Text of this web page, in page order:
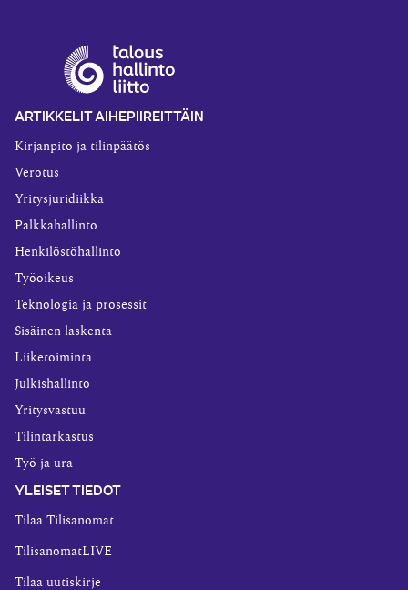
ARTIKKELIT AIHEPIIREITTÄIN
Kirjanpito ja tilinpäätös
Verotus
Yritysjuridiikka
Palkkahallinto
Henkilöstöhallinto
Työoikeus
Teknologia ja prosessit
Sisäinen laskenta
Liiketoiminta
Julkishallinto
Yritysvastuu
Tilintarkastus
Työ ja ura
YLEISET TIEDOT
Tilaa Tilisanomat
TilisanomatLIVE
Tilaa uutiskirje